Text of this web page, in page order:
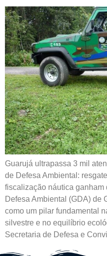
Guarujá ultrapassa 3 mil
de Defesa Ambiental:
fiscalização náutica ganham
Defesa Ambiental (GDA) de
como um pilar fundamental
silvestre e no equilíbrio
Secretaria de Defesa e